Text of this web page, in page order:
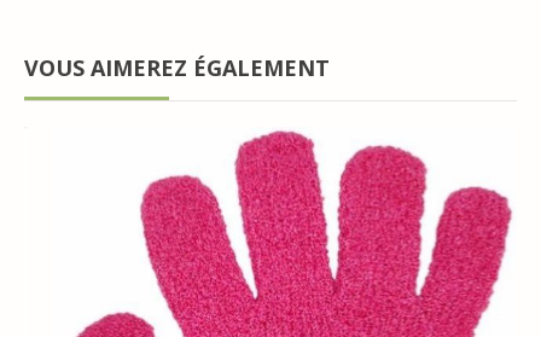
VOUS AIMEREZ ÉGALEMENT